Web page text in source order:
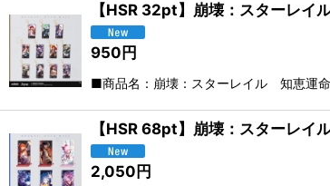
【HSR 32pt】崩壊：スターレ
950 円
■商品名：崩壊：スターレイル 知恵運
【HSR 68pt】崩壊：スターレ
2,050円